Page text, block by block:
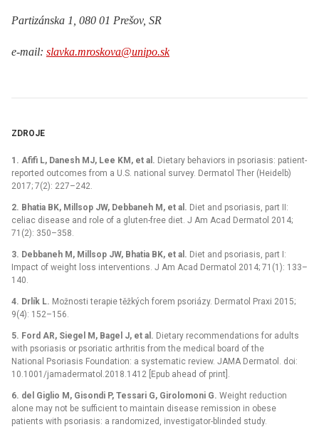
Partizánska 1 080 01 Prešov, SR
e-mail: slavka.mroskova@unipo.sk
ZDROJE
1. Afifi L, Danesh MJ, Lee KM, et al. Dietary behaviors in psoriasis: patient-
reported outcomes from a U.S. national survey. Dermatol Ther (Heidelb)
2017; 7(2): 227–242.
2. Bhatia BK, Millsop JW, Debbaneh M, et al. Diet and psoriasis, part II:
celiac disease and role of a gluten-free diet. J Am Acad Dermatol 2014;
71(2): 350–358.
3. Debbaneh M, Millsop JW, Bhatia BK, et al. Diet and psoriasis, part I:
Impact of weight loss interventions. J Am Acad Dermatol 2014; 71(1): 133–
140.
4. Drlík L. Možnosti terapie těžkých forem psoriázy. Dermatol Praxi 2015;
9(4): 152–156.
5. Ford AR, Siegel M, Bagel J, et al. Dietary recommendations for adults
with psoriasis or psoriatic arthritis from the medical board of the
National Psoriasis Foundation: a systematic review. JAMA Dermatol. doi:
10.1001/jamadermatol.2018.1412 [Epub ahead of print].
6. del Giglio M, Gisondi P, Tessari G, Girolomoni G. Weight reduction
alone may not be sufficient to maintain disease remission in obese
patients with psoriasis: a randomized, investigator-blinded study.